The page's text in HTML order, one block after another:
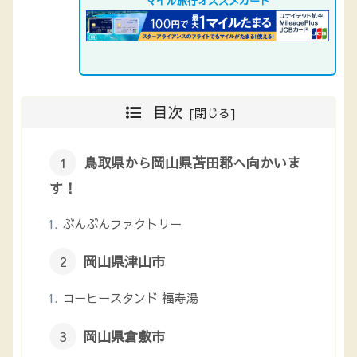
目次
鳥取県から岡山県苫田郡へ向かいま
す！
ぶんぶんファクトリー
岡山県津山市
コーヒースタンド 福寿湯
岡山県倉敷市